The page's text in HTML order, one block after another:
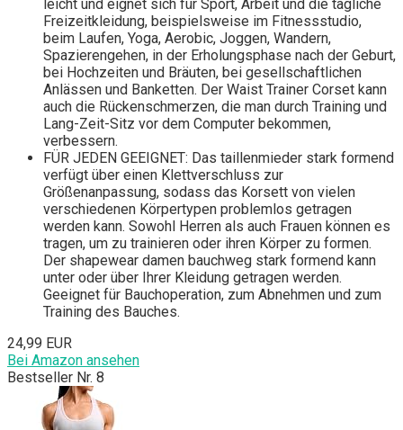
leicht und eignet sich für Sport, Arbeit und die tägliche
Freizeitkleidung, beispielsweise im Fitnessstudio,
beim Laufen, Yoga, Aerobic, Joggen, Wandern,
Spazierengehen, in der Erholungsphase nach der Geburt,
bei Hochzeiten und Bräuten, bei gesellschaftlichen
Anlässen und Banketten. Der Waist Trainer Corset kann
auch die Rückenschmerzen, die man durch Training und
Lang-Zeit-Sitz vor dem Computer bekommen,
verbessern.
FÜR JEDEN GEEIGNET: Das taillenmieder stark formend
verfügt über einen Klettverschluss zur
Größenanpassung, sodass das Korsett von vielen
verschiedenen Körpertypen problemlos getragen
werden kann. Sowohl Herren als auch Frauen können es
tragen, um zu trainieren oder ihren Körper zu formen.
Der shapewear damen bauchweg stark formend kann
unter oder über Ihrer Kleidung getragen werden.
Geeignet für Bauchoperation, zum Abnehmen und zum
Training des Bauches.
24,99 EUR
Bei Amazon ansehen
Bestseller Nr. 8